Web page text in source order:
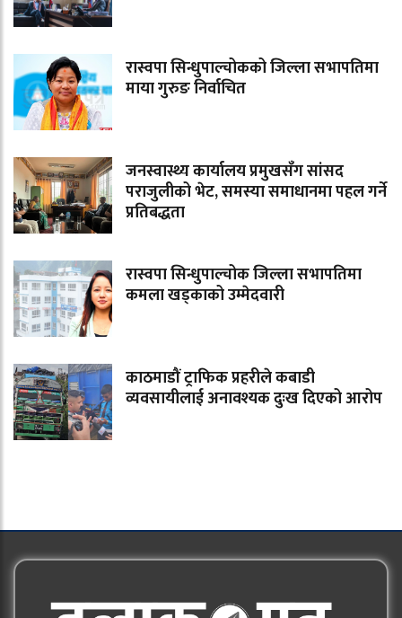
रास्वपा सिन्धुपाल्चोकको जिल्ला सभापतिमा
माया गुरुङ निर्वाचित
जनस्वास्थ्य कार्यालय प्रमुखसँग सांसद
पराजुलीको भेट, समस्या समाधानमा पहल गर्ने
प्रतिबद्धता
रास्वपा सिन्धुपाल्चोक जिल्ला सभापतिमा
कमला खड्काको उम्मेदवारी
काठमाडौं ट्राफिक प्रहरीले कबाडी
व्यवसायीलाई अनावश्यक दुःख दिएको आरोप